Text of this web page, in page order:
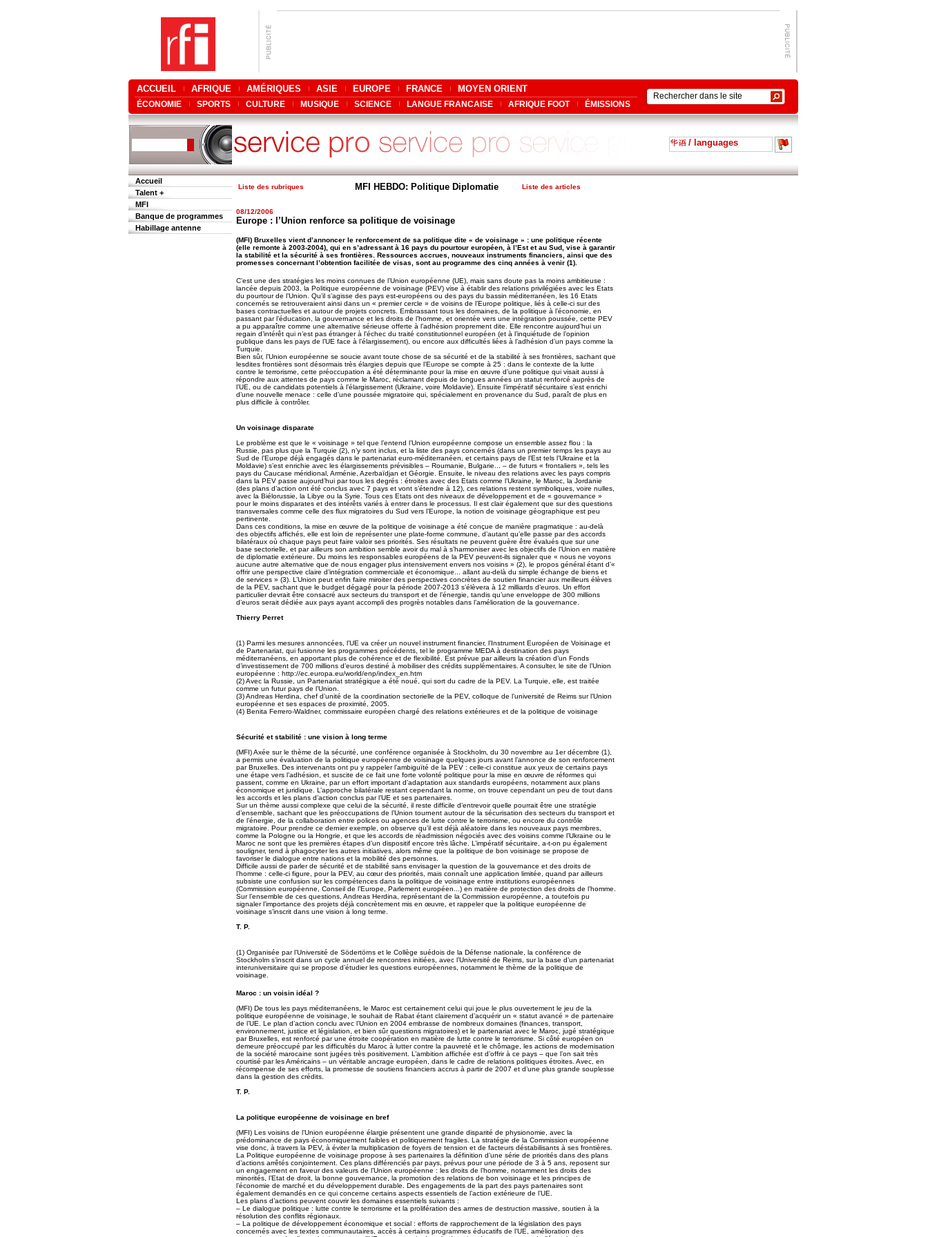
ACCUEIL AFRIQUE AMÉRIQUES ASIE EUROPE FRANCE MOYEN ORIENT
ÉCONOMIE SPORTS CULTURE MUSIQUE SCIENCE LANGUE FRANCAISE AFRIQUE FOOT ÉMISSIONS
/ languages
Accueil
Talent +
MFI
Banque de programmes
Habillage antenne
Liste des rubriques MFI HEBDO: Politique Diplomatie Liste des articles
08/12/2006
Europe : l’Union renforce sa politique de voisinage
(MFI) Bruxelles vient d’annoncer le renforcement de sa politique dite « de voisinage » : une politique récente
(elle remonte à 2003-2004), qui en s’adressant à 16 pays du pourtour européen, à l’Est et au Sud, vise à garantir
la stabilité et la sécurité à ses frontières. Ressources accrues, nouveaux instruments financiers, ainsi que des
promesses concernant l’obtention facilitée de visas, sont au programme des cinq années à venir (1).
C’est une des stratégies les moins connues de l’Union européenne (UE), mais sans doute pas la moins ambitieuse :
lancée depuis 2003, la Politique européenne de voisinage (PEV) vise à établir des relations privilégiées avec les Etats
du pourtour de l’Union. Qu’il s’agisse des pays est-européens ou des pays du bassin méditerranéen, les 16 Etats
concernés se retrouveraient ainsi dans un « premier cercle » de voisins de l’Europe politique, liés à celle-ci sur des
bases contractuelles et autour de projets concrets. Embrassant tous les domaines, de la politique à l’économie, en
passant par l’éducation, la gouvernance et les droits de l’homme, et orientée vers une intégration poussée, cette PEV
a pu apparaître comme une alternative sérieuse offerte à l’adhésion proprement dite. Elle rencontre aujourd’hui un
regain d’intérêt qui n’est pas étranger à l’échec du traité constitutionnel européen (et à l’inquiétude de l’opinion
publique dans les pays de l’UE face à l’élargissement), ou encore aux difficultés liées à l’adhésion d’un pays comme la
Turquie.
Bien sûr, l’Union européenne se soucie avant toute chose de sa sécurité et de la stabilité à ses frontières, sachant que
lesdites frontières sont désormais très élargies depuis que l’Europe se compte à 25 : dans le contexte de la lutte
contre le terrorisme, cette préoccupation a été déterminante pour la mise en œuvre d’une politique qui visait aussi à
répondre aux attentes de pays comme le Maroc, réclamant depuis de longues années un statut renforcé auprès de
l’UE, ou de candidats potentiels à l’élargissement (Ukraine, voire Moldavie). Ensuite l’impératif sécuritaire s’est enrichi
d’une nouvelle menace : celle d’une poussée migratoire qui, spécialement en provenance du Sud, paraît de plus en
plus difficile à contrôler.
Un voisinage disparate
Le problème est que le « voisinage » tel que l’entend l’Union européenne compose un ensemble assez flou : la
Russie, pas plus que la Turquie (2), n’y sont inclus, et la liste des pays concernés (dans un premier temps les pays au
Sud de l’Europe déjà engagés dans le partenariat euro-méditerranéen, et certains pays de l’Est tels l’Ukraine et la
Moldavie) s’est enrichie avec les élargissements prévisibles – Roumanie, Bulgarie... – de futurs « frontaliers », tels les
pays du Caucase méridional, Arménie, Azerbaïdjan et Géorgie. Ensuite, le niveau des relations avec les pays compris
dans la PEV passe aujourd’hui par tous les degrés : étroites avec des Etats comme l’Ukraine, le Maroc, la Jordanie
(des plans d’action ont été conclus avec 7 pays et vont s’étendre à 12), ces relations restent symboliques, voire nulles,
avec la Biélorussie, la Libye ou la Syrie. Tous ces Etats ont des niveaux de développement et de « gouvernance »
pour le moins disparates et des intérêts variés à entrer dans le processus. Il est clair également que sur des questions
transversales comme celle des flux migratoires du Sud vers l’Europe, la notion de voisinage géographique est peu
pertinente.
Dans ces conditions, la mise en œuvre de la politique de voisinage a été conçue de manière pragmatique : au-delà
des objectifs affichés, elle est loin de représenter une plate-forme commune, d’autant qu’elle passe par des accords
bilatéraux où chaque pays peut faire valoir ses priorités. Ses résultats ne peuvent guère être évalués que sur une
base sectorielle, et par ailleurs son ambition semble avoir du mal à s’harmoniser avec les objectifs de l’Union en matière
de diplomatie extérieure. Du moins les responsables européens de la PEV peuvent-ils signaler que « nous ne voyons
aucune autre alternative que de nous engager plus intensivement envers nos voisins » (2), le propos général étant d’«
offrir une perspective claire d’intégration commerciale et économique... allant au-delà du simple échange de biens et
de services » (3). L’Union peut enfin faire miroiter des perspectives concrètes de soutien financier aux meilleurs élèves
de la PEV, sachant que le budget dégagé pour la période 2007-2013 s’élèvera à 12 milliards d’euros. Un effort
particulier devrait être consacré aux secteurs du transport et de l’énergie, tandis qu’une enveloppe de 300 millions
d’euros serait dédiée aux pays ayant accompli des progrès notables dans l’amélioration de la gouvernance.
Thierry Perret
(1) Parmi les mesures annoncées, l’UE va créer un nouvel instrument financier, l’Instrument Européen de Voisinage et
de Partenariat, qui fusionne les programmes précédents, tel le programme MEDA à destination des pays
méditerranéens, en apportant plus de cohérence et de flexibilité. Est prévue par ailleurs la création d’un Fonds
d’investissement de 700 millions d’euros destiné à mobiliser des crédits supplémentaires. A consulter, le site de l’Union
européenne : http://ec.europa.eu/world/enp/index_en.htm
(2) Avec la Russie, un Partenariat stratégique a été noué, qui sort du cadre de la PEV. La Turquie, elle, est traitée
comme un futur pays de l’Union.
(3) Andreas Herdina, chef d’unité de la coordination sectorielle de la PEV, colloque de l’université de Reims sur l’Union
européenne et ses espaces de proximité, 2005.
(4) Benita Ferrero-Waldner, commissaire européen chargé des relations extérieures et de la politique de voisinage
Sécurité et stabilité : une vision à long terme
(MFI) Axée sur le thème de la sécurité, une conférence organisée à Stockholm, du 30 novembre au 1er décembre (1),
a permis une évaluation de la politique européenne de voisinage quelques jours avant l’annonce de son renforcement
par Bruxelles. Des intervenants ont pu y rappeler l’ambiguïté de la PEV : celle-ci constitue aux yeux de certains pays
une étape vers l’adhésion, et suscite de ce fait une forte volonté politique pour la mise en œuvre de réformes qui
passent, comme en Ukraine, par un effort important d’adaptation aux standards européens, notamment aux plans
économique et juridique. L’approche bilatérale restant cependant la norme, on trouve cependant un peu de tout dans
les accords et les plans d’action conclus par l’UE et ses partenaires.
Sur un thème aussi complexe que celui de la sécurité, il reste difficile d’entrevoir quelle pourrait être une stratégie
d’ensemble, sachant que les préoccupations de l’Union tournent autour de la sécurisation des secteurs du transport et
de l’énergie, de la collaboration entre polices ou agences de lutte contre le terrorisme, ou encore du contrôle
migratoire. Pour prendre ce dernier exemple, on observe qu’il est déjà aléatoire dans les nouveaux pays membres,
comme la Pologne ou la Hongrie, et que les accords de réadmission négociés avec des voisins comme l’Ukraine ou le
Maroc ne sont que les premières étapes d’un dispositif encore très lâche. L’impératif sécuritaire, a-t-on pu également
souligner, tend à phagocyter les autres initiatives, alors même que la politique de bon voisinage se propose de
favoriser le dialogue entre nations et la mobilité des personnes.
Difficile aussi de parler de sécurité et de stabilité sans envisager la question de la gouvernance et des droits de
l’homme : celle-ci figure, pour la PEV, au cœur des priorités, mais connaît une application limitée, quand par ailleurs
subsiste une confusion sur les compétences dans la politique de voisinage entre institutions européennes
(Commission européenne, Conseil de l’Europe, Parlement européen...) en matière de protection des droits de l’homme.
Sur l’ensemble de ces questions, Andreas Herdina, représentant de la Commission européenne, a toutefois pu
signaler l’importance des projets déjà concrètement mis en œuvre, et rappeler que la politique européenne de
voisinage s’inscrit dans une vision à long terme.
T. P.
(1) Organisée par l’Université de Södertörns et le Collège suédois de la Défense nationale, la conférence de
Stockholm s’inscrit dans un cycle annuel de rencontres initiées, avec l’Université de Reims, sur la base d’un partenariat
interuniversitaire qui se propose d’étudier les questions européennes, notamment le thème de la politique de
voisinage.
Maroc : un voisin idéal ?
(MFI) De tous les pays méditerranéens, le Maroc est certainement celui qui joue le plus ouvertement le jeu de la
politique européenne de voisinage, le souhait de Rabat étant clairement d’acquérir un « statut avancé » de partenaire
de l’UE. Le plan d’action conclu avec l’Union en 2004 embrasse de nombreux domaines (finances, transport,
environnement, justice et législation, et bien sûr questions migratoires) et le partenariat avec le Maroc, jugé stratégique
par Bruxelles, est renforcé par une étroite coopération en matière de lutte contre le terrorisme. Si côté européen on
demeure préoccupé par les difficultés du Maroc à lutter contre la pauvreté et le chômage, les actions de modernisation
de la société marocaine sont jugées très positivement. L’ambition affichée est d’offrir à ce pays – que l’on sait très
courtisé par les Américains – un véritable ancrage européen, dans le cadre de relations politiques étroites. Avec, en
récompense de ses efforts, la promesse de soutiens financiers accrus à partir de 2007 et d’une plus grande souplesse
dans la gestion des crédits.
T. P.
La politique européenne de voisinage en bref
(MFI) Les voisins de l’Union européenne élargie présentent une grande disparité de physionomie, avec la
prédominance de pays économiquement faibles et politiquement fragiles. La stratégie de la Commission européenne
vise donc, à travers la PEV, à éviter la multiplication de foyers de tension et de facteurs déstabilisants à ses frontières.
La Politique européenne de voisinage propose à ses partenaires la définition d’une série de priorités dans des plans
d’actions arrêtés conjointement. Ces plans différenciés par pays, prévus pour une période de 3 à 5 ans, reposent sur
un engagement en faveur des valeurs de l’Union européenne : les droits de l’homme, notamment les droits des
minorités, l’Etat de droit, la bonne gouvernance, la promotion des relations de bon voisinage et les principes de
l’économie de marché et du développement durable. Des engagements de la part des pays partenaires sont
également demandés en ce qui concerne certains aspects essentiels de l’action extérieure de l’UE.
Les plans d’actions peuvent couvrir les domaines essentiels suivants :
– Le dialogue politique : lutte contre le terrorisme et la prolifération des armes de destruction massive, soutien à la
résolution des conflits régionaux.
– La politique de développement économique et social : efforts de rapprochement de la législation des pays
concernés avec les textes communautaires, accès à certains programmes éducatifs de l’UE, amélioration des